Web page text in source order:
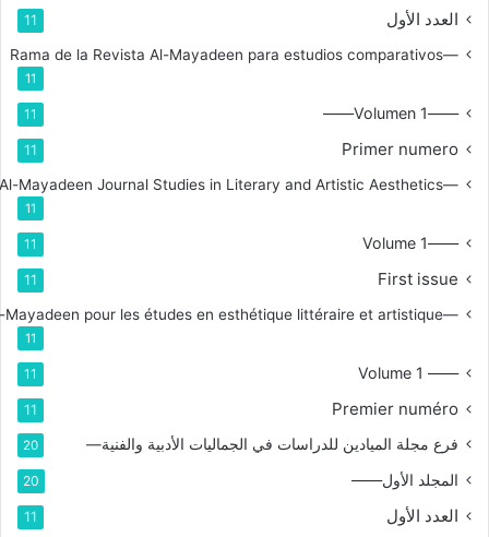
العدد الأول 11
—Rama de la Revista Al-Mayadeen para estudios comparativos
11
——Volumen 1——
11
Primer numero
11
—Branch for Al-Mayadeen Journal Studies in Literary and Artistic Aesthetics
11
——Volume 1
11
First issue
11
—Branche de la revue Al-Mayadeen pour les études en esthétique littéraire et artistique
11
—— Volume 1
11
Premier numéro
11
فرع مجلة الميادين للدراسات في الجماليات الأدبية والفنية— 20
المجلد الأول—— 20
العدد الأول 11